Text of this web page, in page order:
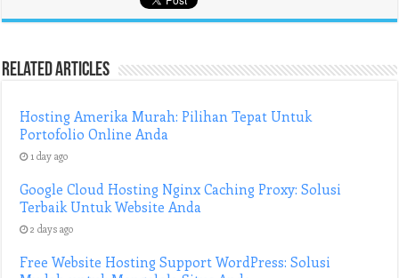
Related Articles
Hosting Amerika Murah: Pilihan Tepat Untuk
Portofolio Online Anda
1 day ago
Google Cloud Hosting Nginx Caching Proxy: Solusi
Terbaik Untuk Website Anda
2 days ago
Free Website Hosting Support WordPress: Solusi